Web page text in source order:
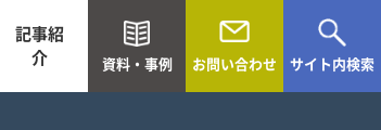
記事紹
介
資料・事例 お問い合わせ サイト内検索